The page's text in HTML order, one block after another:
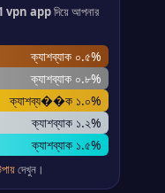
vpn appদিয়ে আপনার
ক্যাশব্যাক ০.৫%
ক্যাশব্যাক ০.৮%
ক্যাশব্য��ক ১.০%
ক্যাশব্যাক ১.২%
ক্যাশব্যাক ১.৫%
দেখুন।